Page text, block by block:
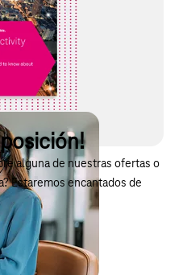
despliegue internacional? ¿O
IoT? Encontrarás todas las
IoT» gratuita.
alguna de nuestras ofertas o
Estaremos encantados de